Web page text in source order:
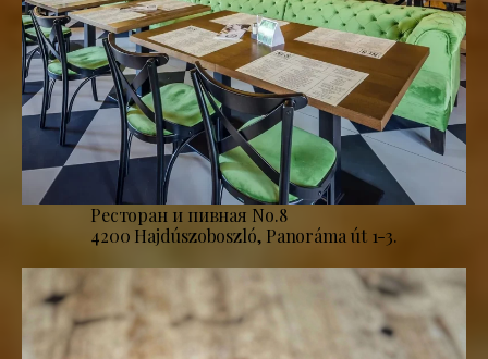
Ресторан и пивная No.8
4200 Hajdúszoboszló, Panoráma út 1-3.